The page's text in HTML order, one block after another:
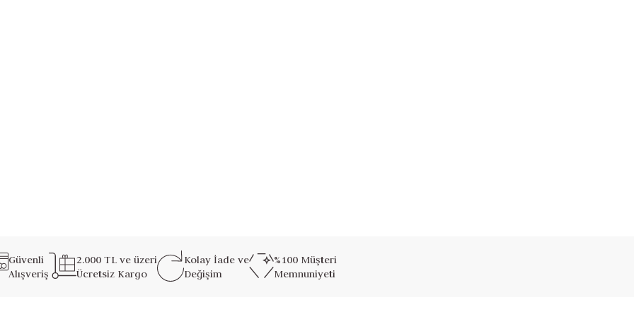
her ortamda hissettirmek isteyenler için.
Güvenli
Alışveriş
2.000 TL ve üzeri
Ücretsiz Kargo
Kolay İade ve
Değişim
%100 Müşteri
Memnuniyeti